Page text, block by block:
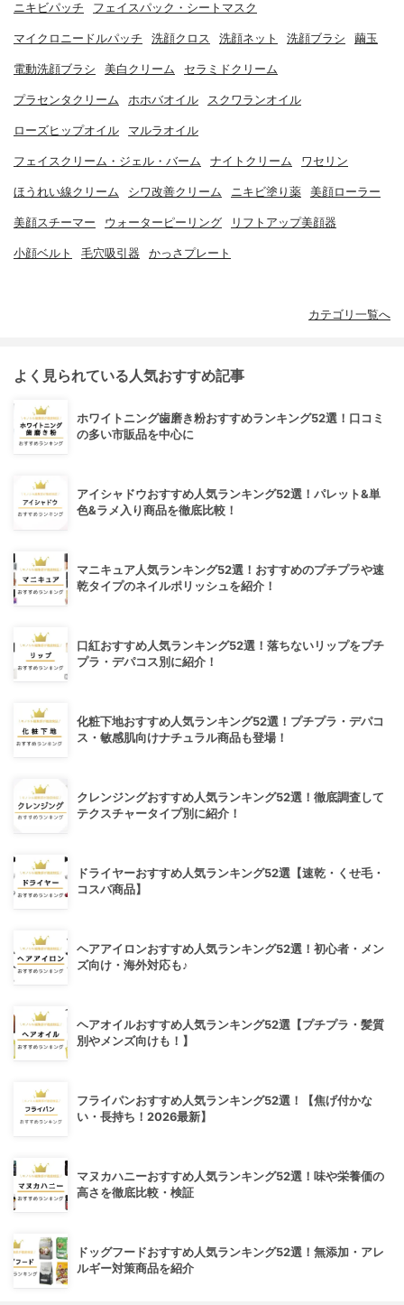
ニキビパッチ フェイスパック・シートマスク
マイクロニードルパッチ 洗顔クロス 洗顔ネット 洗顔ブラシ 繭玉
電動洗顔ブラシ 美白クリーム セラミドクリーム
プラセンタクリーム ホホバオイル スクワランオイル
ローズヒップオイル マルラオイル
フェイスクリーム・ジェル・バーム ナイトクリーム ワセリン
ほうれい線クリーム シワ改善クリーム ニキビ塗り薬 美顔ローラー
美顔スチーマー ウォーターピーリング リフトアップ美顔器
小顔ベルト 毛穴吸引器 かっさプレート
カテゴリ一覧へ
よく見られている人気おすすめ記事
ホワイトニング歯磨き粉おすすめランキング52選！口コミ
の多い市販品を中心に
アイシャドウおすすめ人気ランキング52選！パレット&単
色&ラメ入り商品を徹底比較！
マニキュア人気ランキング52選！おすすめのプチプラや速
乾タイプのネイルポリッシュを紹介！
口紅おすすめ人気ランキング52選！落ちないリップをプチ
プラ・デパコス別に紹介！
化粧下地おすすめ人気ランキング52選！プチプラ・デパコ
ス・敏感肌向けナチュラル商品も登場！
クレンジングおすすめ人気ランキング52選！徹底調査して
テクスチャータイプ別に紹介！
ドライヤーおすすめ人気ランキング52選【速乾・くせ毛・
コスパ商品】
ヘアアイロンおすすめ人気ランキング52選！初心者・メン
ズ向け・海外対応も♪
ヘアオイルおすすめ人気ランキング52選【プチプラ・髪質
別やメンズ向けも！】
フライパンおすすめ人気ランキング52選！【焦げ付かな
い・長持ち！2026最新】
マヌカハニーおすすめ人気ランキング52選！味や栄養価の
高さを徹底比較・検証
ドッグフードおすすめ人気ランキング52選！無添加・アレ
ルギー対策商品を紹介